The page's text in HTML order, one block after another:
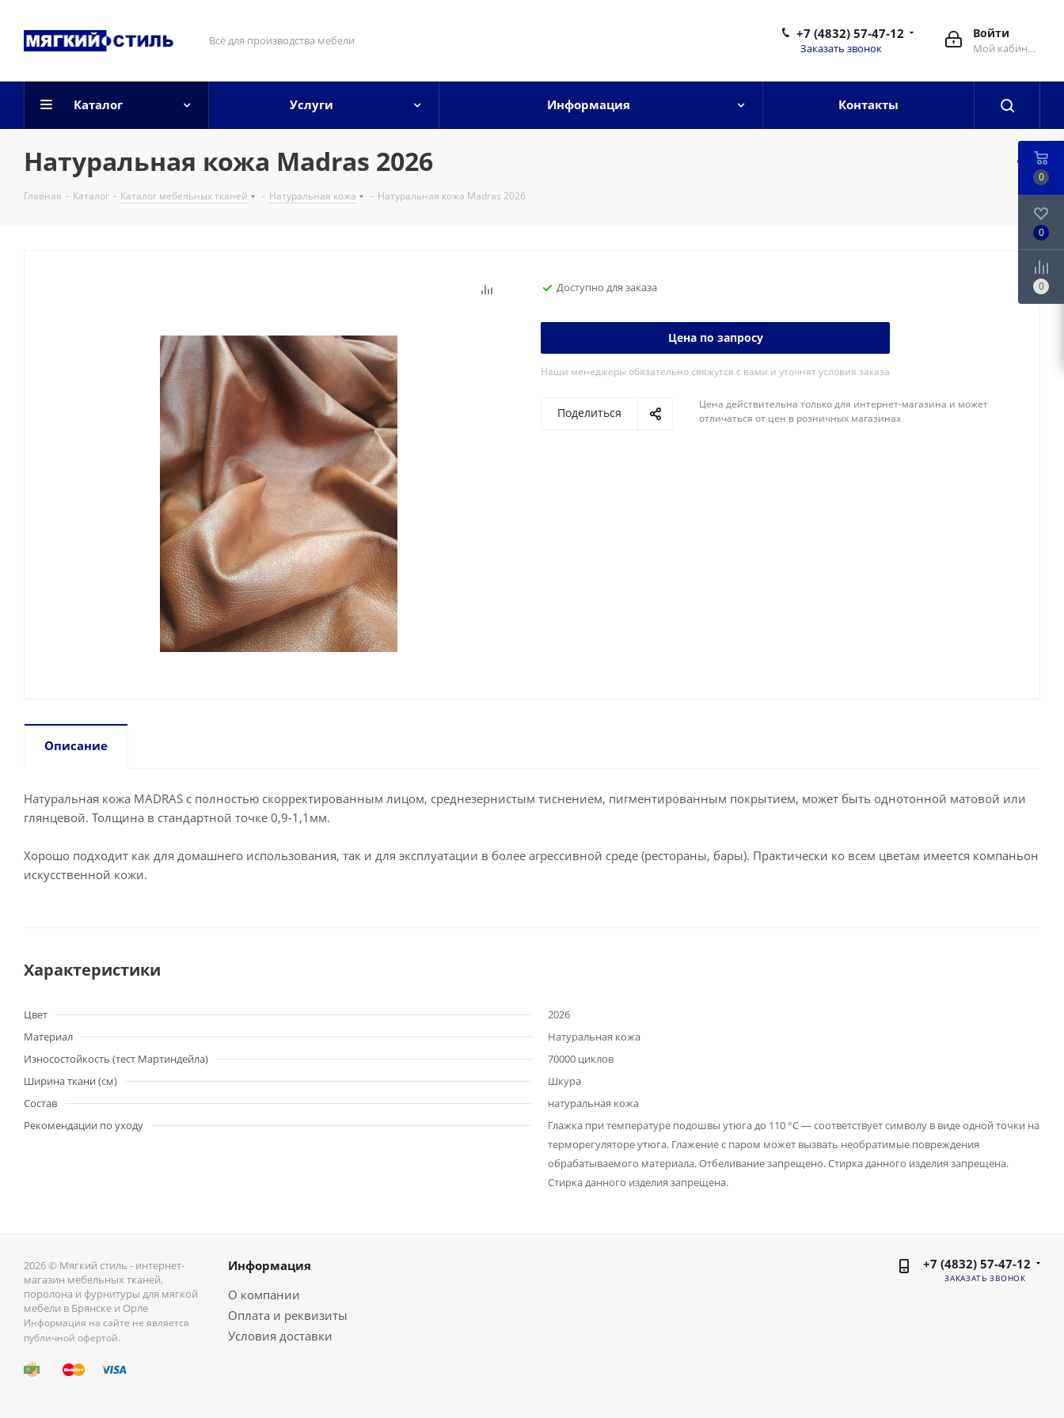
Всё для производства мебели Войти
Мой кабинет
+7 (4832) 57-47-12
Заказать звонок
Каталог Услуги Информация Контакты
Натуральная кожа Madras 2026
Главная - Каталог - Каталог мебельных тканей - Натуральная кожа - Натуральная кожа Madras 2026
Доступно для заказа
Цена по запросу
Наши менеджеры обязательно свяжутся с вами и уточнят условия заказа
Поделиться
Цена действительна только для интернет-магазина и может
отличаться от цен в розничных магазинах
Описание
Натуральная кожа MADRAS с полностью скорректированным лицом, среднезернистым тиснением, пигментированным покрытием, может быть однотонной матовой или
глянцевой. Толщина в стандартной точке 0,9-1,1мм.
Хорошо подходит как для домашнего использования, так и для эксплуатации в более агрессивной среде (рестораны, бары). Практически ко всем цветам имеется компаньон
искусственной кожи.
Характеристики
Цвет
2026
Материал
Натуральная кожа
Износостойкость (тест Мартиндейла)
70000 циклов
Ширина ткани (см)
Шкура
Состав
натуральная кожа
Рекомендации по уходу
Глажка при температуре подошвы утюга до 110 °C — соответствует символу в виде одной точки на
терморегуляторе утюга. Глажение с паром может вызвать необратимые повреждения
обрабатываемого материала. Отбеливание запрещено. Стирка данного изделия запрещена.
Стирка данного изделия запрещена.
2026 © Мягкий стиль - интернет-
магазин мебельных тканей,
поролона и фурнитуры для мягкой
мебели в Брянске и Орле
Информация на сайте не является
публичной офертой.
Информация
О компании
Оплата и реквизиты
Условия доставки
+7 (4832) 57-47-12
ЗАКАЗАТЬ ЗВОНОК
0
0
0